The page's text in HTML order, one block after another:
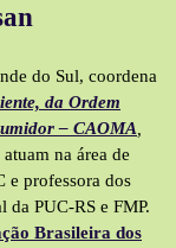
do Sul, coordena
da Ordem
– CAOMA
na área de
e professora dos
da PUC-RS e FMP.
Brasileira dos